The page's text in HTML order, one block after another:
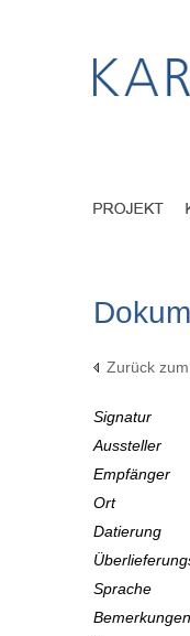
Zurück
Signatur
Aussteller
Empfänger
Ort
Datierung
Sprache
Bemerkungen